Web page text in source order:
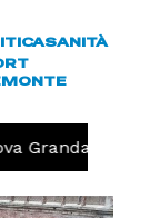
SANITÀ
Volley